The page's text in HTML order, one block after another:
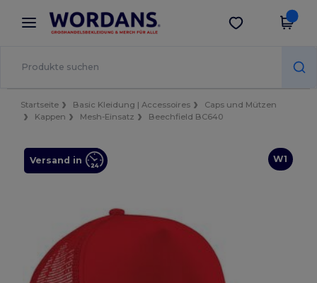
× Wordans App
Bessere Preise in der App!
App holen
Startseite Basic Kleidung | Accessoires
Caps und Mützen
Kappen
Mesh-Einsatz Beechfield BC640
W1
Versand in